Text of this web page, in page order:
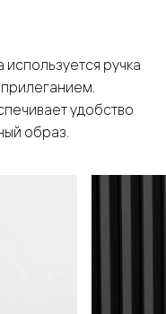
ручка
удобство
образ.